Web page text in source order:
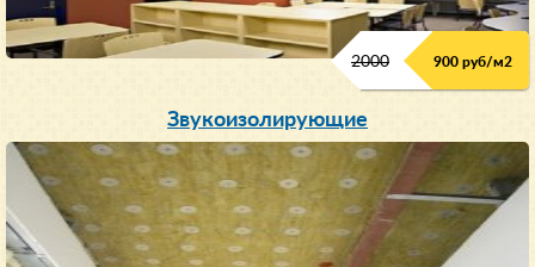
2000 900 руб/м2
Звукоизолирующие